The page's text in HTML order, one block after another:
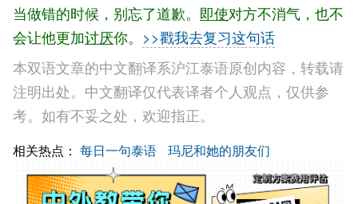
当做错的时候，别忘了道歉。 即使对方不消气，也不
会让他更加讨厌你。 >>戳我去复习这句话
本双语文章的中文翻译系沪江泰语原创内容，转载请
注明出处。中文翻译仅代表译者个人观点，仅供参
考。如有不妥之处，欢迎指正。
相关热点： 每日一句泰语 玛尼和她的朋友们